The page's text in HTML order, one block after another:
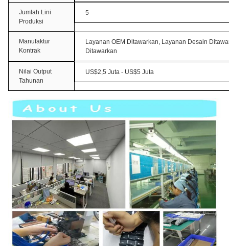
Jumlah Lini
Produksi
5
Manufaktur
Kontrak
Layanan OEM Ditawarkan, Layanan Desain
Ditawarkan
Nilai Output
Tahunan
US$2,5 Juta - US$5 Juta